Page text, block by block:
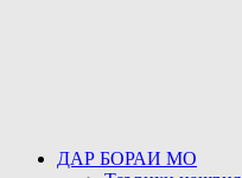
ДАР БОРАИ МО